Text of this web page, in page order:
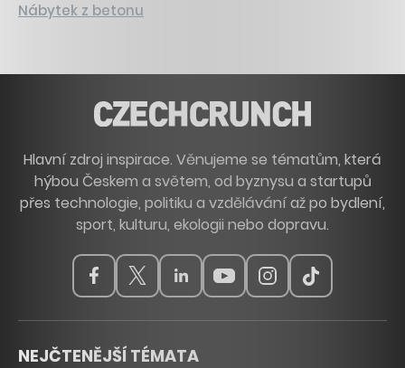
Nábytek z betonu
Hlavní zdroj inspirace. Věnujeme se tématům, která
hýbou Českem a světem, od byznysu a startupů
přes technologie, politiku a vzdělávání až po bydlení,
sport, kulturu, ekologii nebo dopravu.
NEJČTENĚJŠÍ TÉMATA